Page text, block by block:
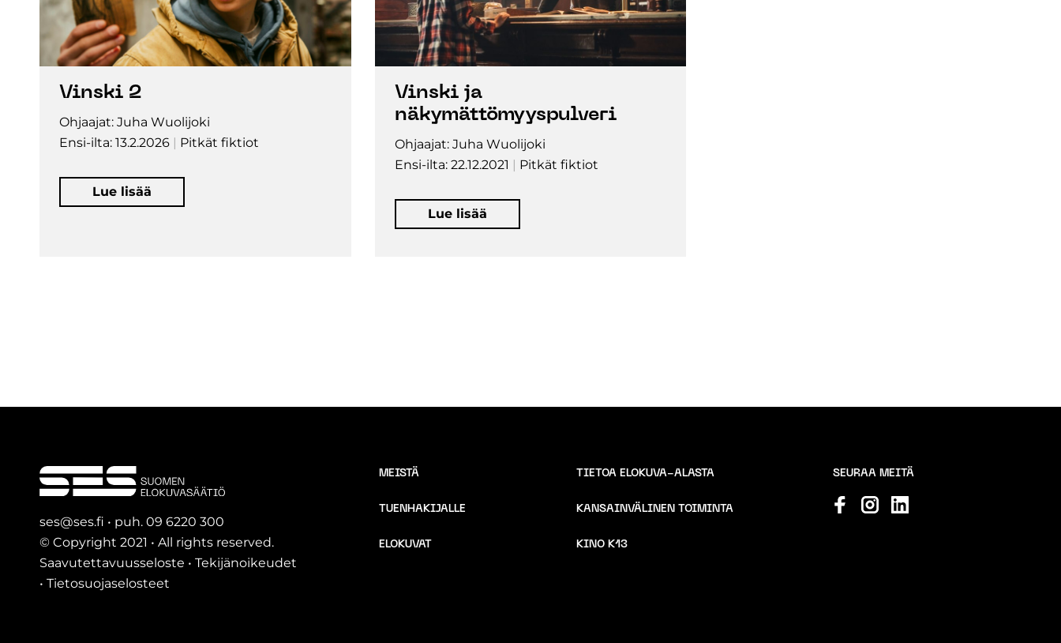
Vinski 2
Ohjaajat: Juha Wuolijoki
Ensi-ilta: 13.2.2026
Pitkät fiktiot
Lue lisää
Vinski ja
näkymättömyyspulveri
Ohjaajat: Juha Wuolijoki
Ensi-ilta: 22.12.2021
Pitkät fiktiot
Lue lisää
ses@ses.fi • puh. 09 6220 300
© Copyright 2021 • All rights reserved.
Saavutettavuusseloste • Tekijänoikeudet
• Tietosuojaselosteet
MEISTÄ TIETOA ELOKUVA-ALASTA
TUENHAKIJALLE KANSAINVÄLINEN TOIMINTA
ELOKUVAT KINO K13
SEURAA MEITÄ